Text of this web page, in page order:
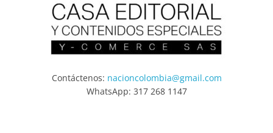
Contáctenos: nacioncolombia@gmail.com
WhatsApp: 317 268 1147